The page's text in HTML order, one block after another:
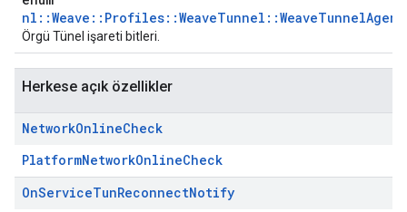
Örgü Tünel işareti bitleri.
Herkese açık özellikler
NetworkOnlineCheck
PlatformNetworkOnlineCheck
OnServiceTunReconnectNotify